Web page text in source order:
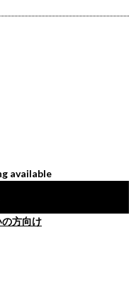
available
方向け